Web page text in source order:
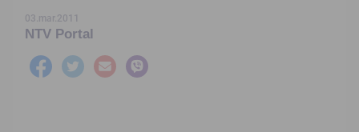
03.mar.2011
NTV Portal